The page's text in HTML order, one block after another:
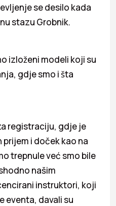
se desilo kada
stazu Grobnik.
izloženi modeli koji su
gdje smo i šta
registraciju, gdje je
i doček kao na
trepnule već smo bile
našim
instruktori, koji
eventa, davali su